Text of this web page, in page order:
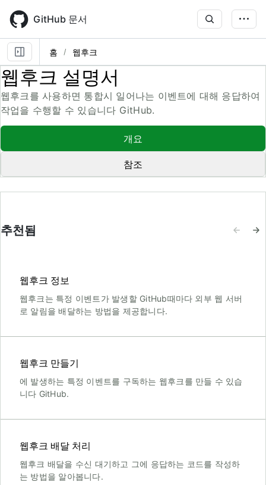
main
content
GitHub 문서
홈 웹후크
웹후크 설명서
웹후크를 사용하면 통합시 일어나는 이벤트에 대해 응답하여
작업을 수행할 수 있습니다 GitHub.
개요
참조
추천됨
웹후크 정보
웹후크는 특정 이벤트가 발생할 GitHub때마다 외부 웹 서버
로 알림을 배달하는 방법을 제공합니다.
웹후크 만들기
에 발생하는 특정 이벤트를 구독하는 웹후크를 만들 수 있습
니다 GitHub.
웹후크 배달 처리
웹후크 배달을 수신 대기하고 그에 응답하는 코드를 작성하
는 방법을 알아봅니다.